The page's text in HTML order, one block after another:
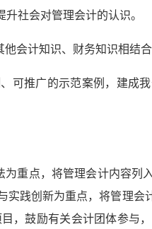
社会对管理会计的认识。
会计知识、财务知识相结
可推广的示范案例，建成
重点，将管理会计内容
践创新为重点，将管理
，鼓励有关会计团体参与